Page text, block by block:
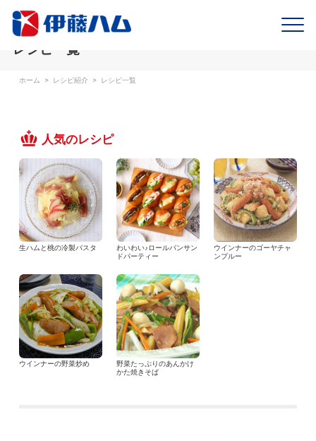
レシピ一覧
ホーム > レシピ紹介 > レシピ一覧
人気のレシピ
生ハムと桃の冷製パスタ
わいわい♪ロールパンサン
ドパーティー
ウインナーのゴーヤチャ
ンプルー
ウインナーの野菜炒め
野菜たっぷりのあんかけ
かた焼きそば